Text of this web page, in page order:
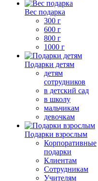
Вес подарка
300 г
600 г
800 г
1000 г
Подарки детям
детям
сотрудников
в детский сад
в школу
мальчикам
девочкам
Подарки взрослым
Корпоративные
подарки
Клиентам
Сотрудникам
Учителям